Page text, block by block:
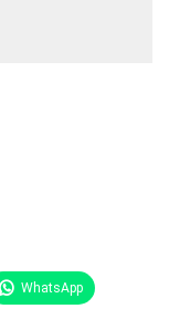
WhatsApp